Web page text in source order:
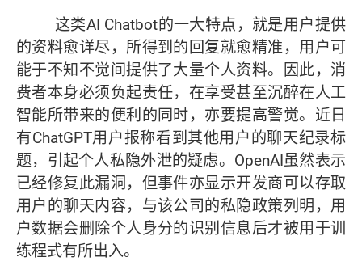
这类AI Chatbot的一大特点，就是用户提供
的资料愈详尽，所得到的回复就愈精准，用户可
能于不知不觉间提供了大量个人资料。因此，消
费者本身必须负起责任，在享受甚至沉醉在人工
智能所带来的便利的同时，亦要提高警觉。近日
有ChatGPT用户报称看到其他用户的聊天纪录标
题，引起个人私隐外泄的疑虑。OpenAI虽然表示
已经修复此漏洞，但事件亦显示开发商可以存取
用户的聊天内容，与该公司的私隐政策列明，用
户数据会删除个人身分的识别信息后才被用于训
练程式有所出入。